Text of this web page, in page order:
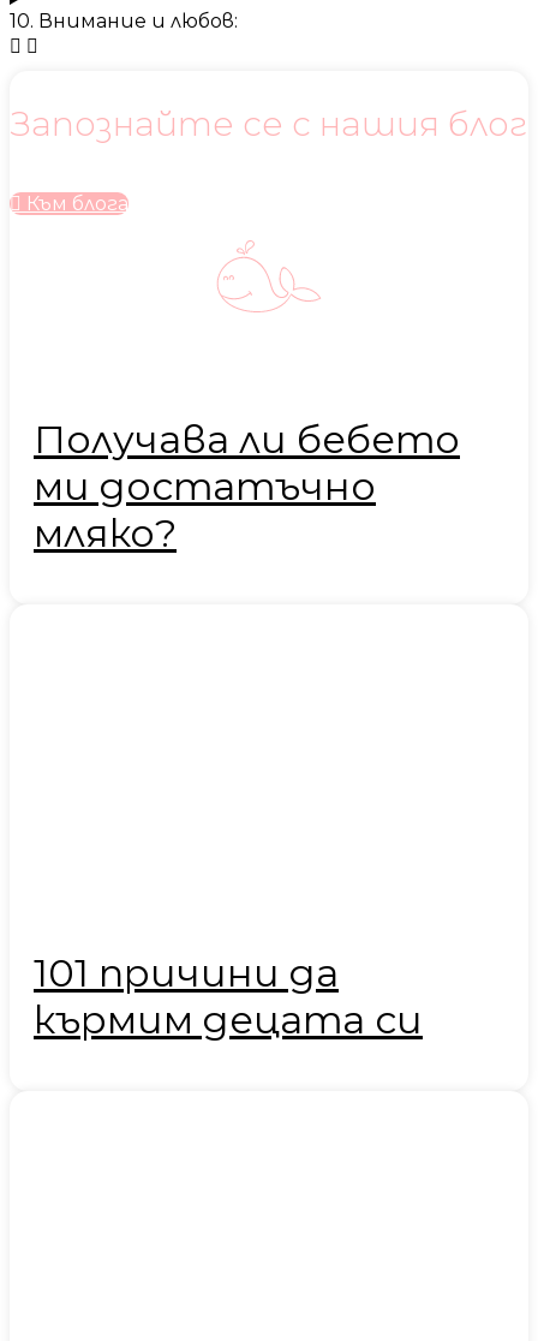
10. Внимание и любов:
Запознайте се с нашия блог
Към блога
Получава ли бебето
ми достатъчно
мляко?
101 причини да
кърмим децата си